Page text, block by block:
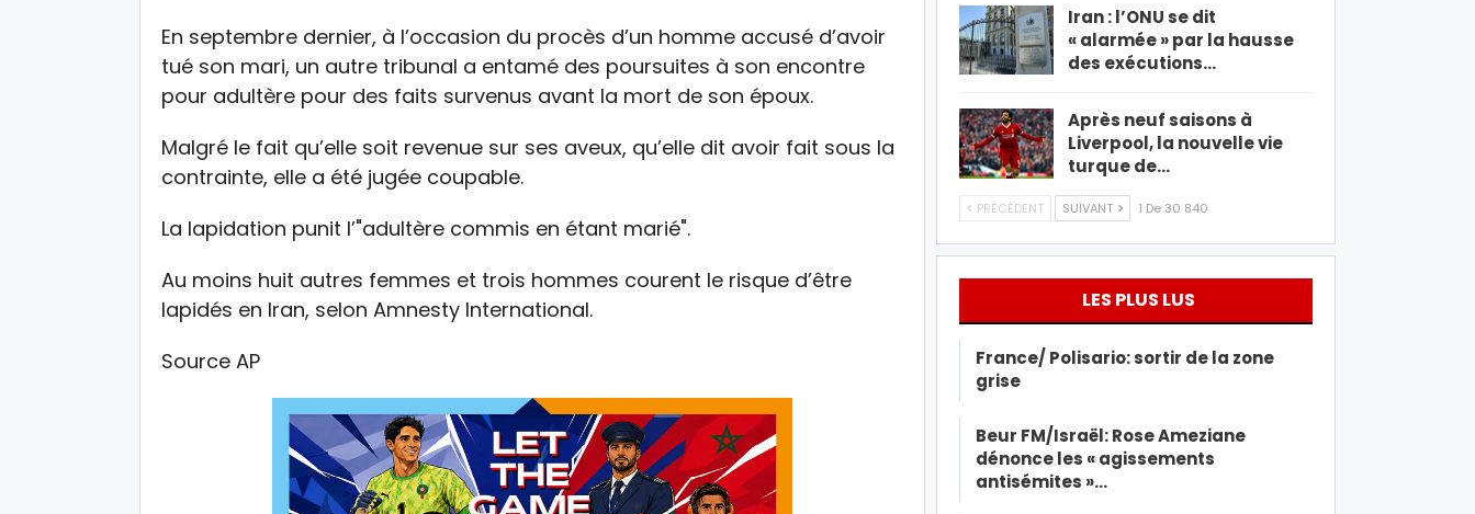
En septembre dernier, à l’occasion du procès d’un homme accusé d’avoir
tué son mari, un autre tribunal a entamé des poursuites à son encontre
pour adultère pour des faits survenus avant la mort de son époux.
Malgré le fait qu’elle soit revenue sur ses aveux, qu’elle dit avoir fait sous la
contrainte, elle a été jugée coupable.
La lapidation punit l’"adultère commis en étant marié".
Au moins huit autres femmes et trois hommes courent le risque d’être
lapidés en Iran, selon Amnesty International.
Source AP
Iran : l’ONU se dit
« alarmée » par la hausse
des exécutions…
Après neuf saisons à
Liverpool, la nouvelle vie
turque de…
PRÉCÉDENT SUIVANT 1 De 30 840
LES PLUS LUS
France/ Polisario: sortir de la zone
grise
Beur FM/Israël: Rose Ameziane
dénonce les « agissements
antisémites »…